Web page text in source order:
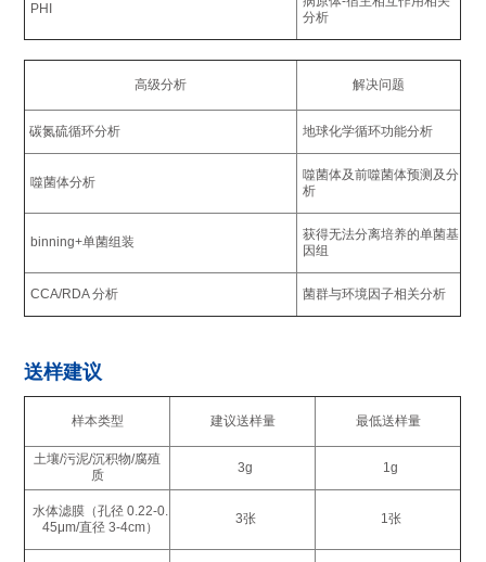
PHI
分析
高级分析 解决问题
碳氮硫循环分析 地球化学循环功能分析
噬菌体分析
噬菌体及前噬菌体预测及分
析
binning+单菌组装
获得无法分离培养的单菌基
因组
CCA/RDA 分析 菌群与环境因子相关分析
送样建议
样本类型 建议送样量 最低送样量
土壤/污泥/沉积物/腐殖
质
3g 1g
水体滤膜（孔径 0.22-0.
45μm/直径 3-4cm）
3张 1张